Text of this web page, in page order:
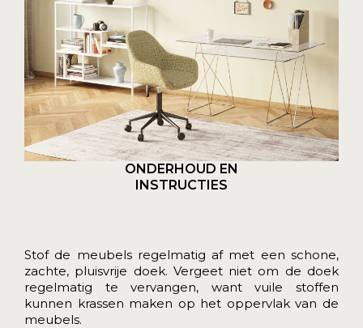
ONDERHOUD EN
INSTRUCTIES
Stof de meubels regelmatig af met een schone,
zachte, pluisvrije doek. Vergeet niet om de doek
regelmatig te vervangen, want vuile stoffen
kunnen krassen maken op het oppervlak van de
meubels.